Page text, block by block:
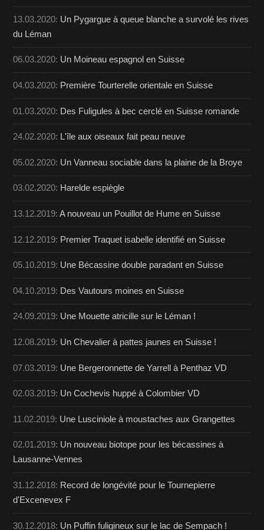
13.03.2020: Un Pygargue à queue blanche a survolé les rives
du Léman
06.03.2020: Un Moineau espagnol en Suisse
04.03.2020: Première Tourterelle orientale en Suisse
01.03.2020: Des Fuligules à bec cerclé en Suisse romande
24.02.2020: L'île aux oiseaux fait peau neuve
05.02.2020: Un Vanneau sociable dans la plaine de la Broye
03.02.2020: Harelde espiègle
13.12.2019:A nouveau un Pouillot de Hume en Suisse
12.12.2019: Premier Traquet isabelle identifié en Suisse
05.10.2019: Une Bécassine double paradant en Suisse
04.10.2019: Des Vautours moines en Suisse
24.09.2019: Une Mouette atricille sur le Léman !
12.08.2019: Un Chevalier à pattes jaunes en Suisse !
07.03.2019: Une Bergeronnette de Yarrell à Penthaz VD
02.03.2019: Un Cochevis huppé à Colombier VD
11.02.2019: Une Lusciniole à moustaches aux Grangettes
02.01.2019: Un nouveau biotope pour les bécassines à
Lausanne-Vennes
31.12.2018: Record de longévité pour le Tournepierre
d'Excenevex F
30.12.2018: Un Puffin fuligineux sur le lac de Sempach !